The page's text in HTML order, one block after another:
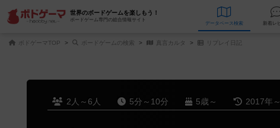
世界のボードゲームを楽しもう！
ボードゲーム専門の総合情報サイト
データベース 検索
ボドゲーマTOP ボードゲームの検索 真言カルタ リプレイ日記
2人～6人 5分～10分 5歳～ 2017年～